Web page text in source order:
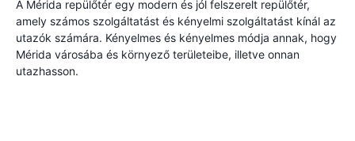
A Mérida repülőtér egy modern és jól felszerelt repülőtér,
amely számos szolgáltatást és kényelmi szolgáltatást kínál az
utazók számára. Kényelmes és kényelmes módja annak, hogy
Mérida városába és környező területeibe, illetve onnan
utazhasson.